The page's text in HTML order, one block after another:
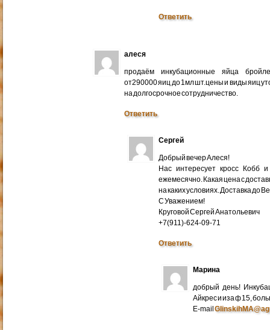
Ответить
алеся
продаём инкубационные яйца
от290000 яиц до 1мл шт.цены и виды яиц
на долгосрочное сотрудничество.
Ответить
Сергей
Добрый вечер Алеся!
Нас интересует кросс Кобб
ежемесячно. Какая цена с
на каких условиях. Доставка до
С Уважением!
Круговой Сергей Анатольевич
+7(911)-624-09-71
Ответить
Марина
добрый день!
Айкрес и иза ф 15,
E-mail